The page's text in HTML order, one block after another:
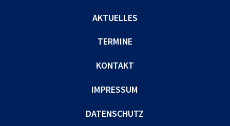
AKTUELLES
TERMINE
KONTAKT
IMPRESSUM
DATENSCHUTZ